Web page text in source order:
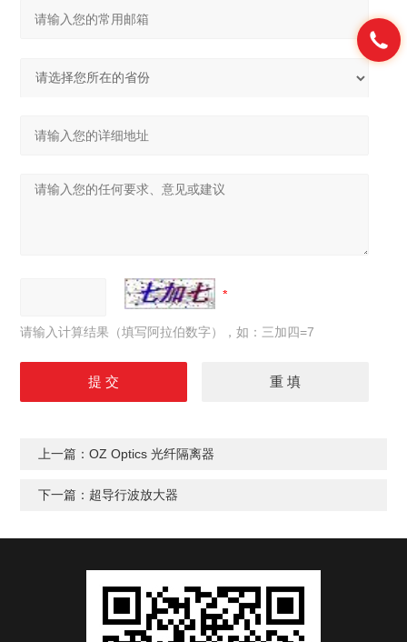
请输入计算结果（填写阿拉伯数字），如：三加四=7
上一篇：OZ Optics 光纤隔离器
下一篇： 超导行波放大器